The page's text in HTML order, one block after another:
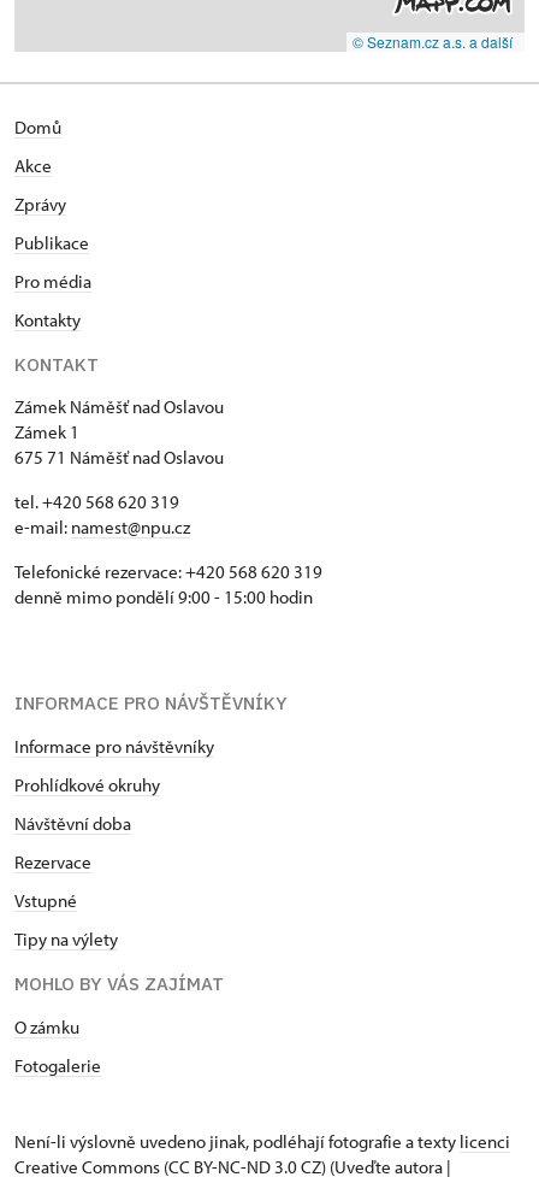
© Seznam.cz a.s. a další
Domů
Akce
Zprávy
Publikace
Pro média
Kontakty
KONTAKT
Zámek Náměšť nad Oslavou
Zámek 1
675 71 Náměšť nad Oslavou
tel. +420 568 620 319
e-mail: namest@npu.cz
Telefonické rezervace: +420 568 620 319
denně mimo pondělí 9:00 - 15:00 hodin
INFORMACE PRO NÁVŠTĚVNÍKY
Informace pro návštěvníky
Prohlídkové okruhy
Návštěvní doba
Rezervace
Vstupné
Tipy na výlety
MOHLO BY VÁS ZAJÍMAT
O zámku
Fotogalerie
Není-li výslovně uvedeno jinak, podléhají fotografie a texty licenci
Creative Commons (CC BY-NC-ND 3.0 CZ) (Uveďte autora |